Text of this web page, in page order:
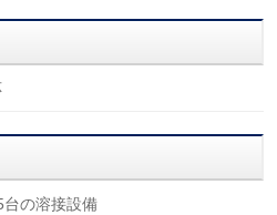
の溶接設備